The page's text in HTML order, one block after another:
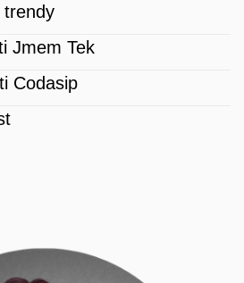
trendy
Jmem Tek
Codasip